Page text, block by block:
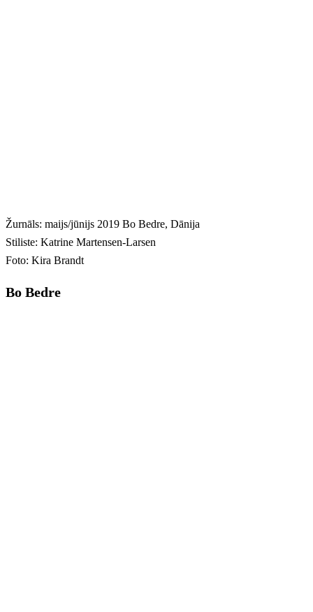
Žurnāls: maijs/jūnijs 2019 Bo Bedre, Dānija
Stiliste: Katrine Martensen-Larsen
Foto: Kira Brandt
Bo Bedre